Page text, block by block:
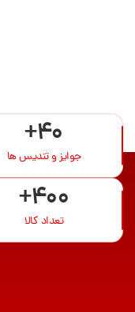
+40
جوایز و تندیس ها
+400
تعداد کالا